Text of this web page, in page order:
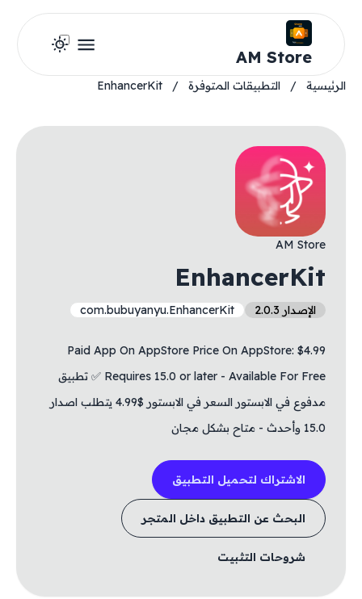
AM Store
الرئيسية / التطبيقات المتوفرة /
EnhancerKit
AM Store
EnhancerKit
الإصدار 2.0.3 com.bubuyanyu.EnhancerKit
Paid App On AppStore Price On AppStore: $4.99
Requires 15.0 or later - Available For Free ✅ تطبيق
مدفوع في الابستور السعر في الابستور $4.99 يتطلب اصدار
15.0 وأحدث - متاح بشكل مجان
الاشتراك لتحميل التطبيق
البحث عن التطبيق داخل المتجر
شروحات التثبيت